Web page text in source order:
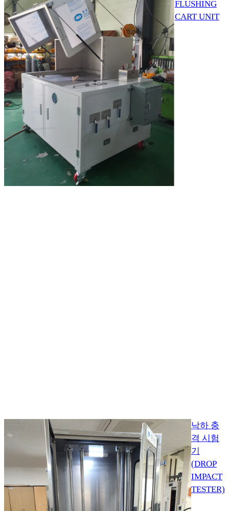
FLUSHING
CART UNIT
낙하 충
격 시험
기
(DROP
IMPACT
TESTER)